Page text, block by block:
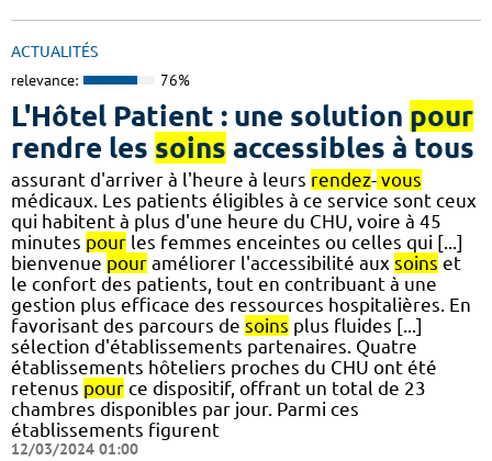
ACTUALITÉS
relevance: 76%
L'Hôtel Patient : une solution pour
rendre les soins accessibles à tous
assurant d'arriver à l'heure à leurs rendez- vous
médicaux. Les patients éligibles à ce service sont ceux
qui habitent à plus d'une heure du CHU, voire à 45
minutes pour les femmes enceintes ou celles qui [...]
bienvenue pour améliorer l'accessibilité aux soins et
le confort des patients, tout en contribuant à une
gestion plus efficace des ressources hospitalières. En
favorisant des parcours de soins plus fluides [...]
sélection d'établissements partenaires. Quatre
établissements hôteliers proches du CHU ont été
retenus pour ce dispositif, offrant un total de 23
chambres disponibles par jour. Parmi ces
établissements figurent
12/03/2024 01:00